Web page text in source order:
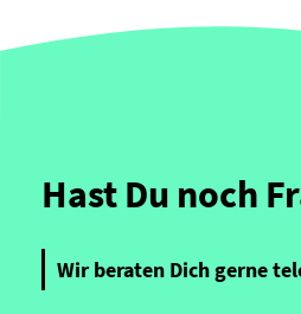
Hast Du noch
Wir beraten Dich gerne